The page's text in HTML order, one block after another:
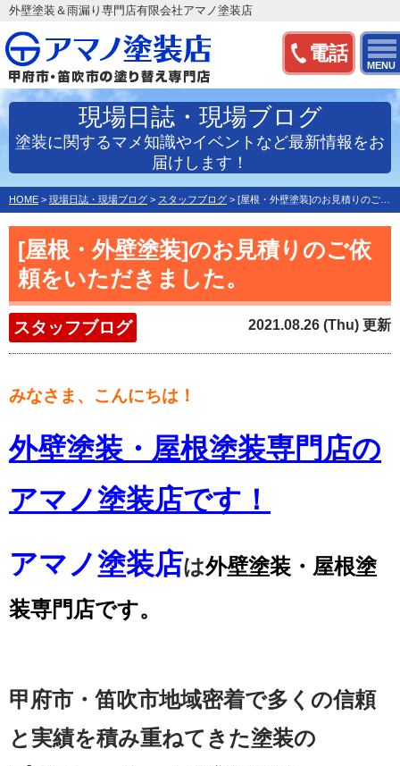
電話
MENU
外壁塗装＆雨漏り専門店有限会社アマノ塗装店
現場日誌・現場ブログ
塗装に関するマメ知識やイベントなど最新情報をお
届けします！
HOME > 現場日誌・現場ブログ > スタッフブログ > [屋根・外壁塗装]のお見積りのご依頼をいただきました。
[屋根・外壁塗装]のお見積りのご依
頼をいただきました。
スタッフブログ 2021.08.26 (Thu) 更新
みなさま、こんにちは！
外壁塗装・屋根塗装専門店の
アマノ塗装店です！
アマノ塗装店は外壁塗装・屋根塗
装専門店です。
甲府市・笛吹市地域密着で多くの信頼
と実績を積み重ねてきた塗装の